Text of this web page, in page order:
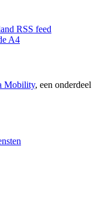
RSS feed
A4
Mobility, een onderdeel